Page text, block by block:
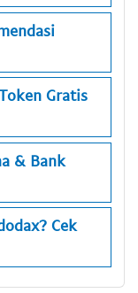
Gratis
& Bank
Cek